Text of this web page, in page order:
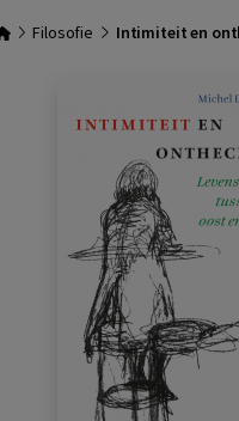
Filosofie Intimiteit en